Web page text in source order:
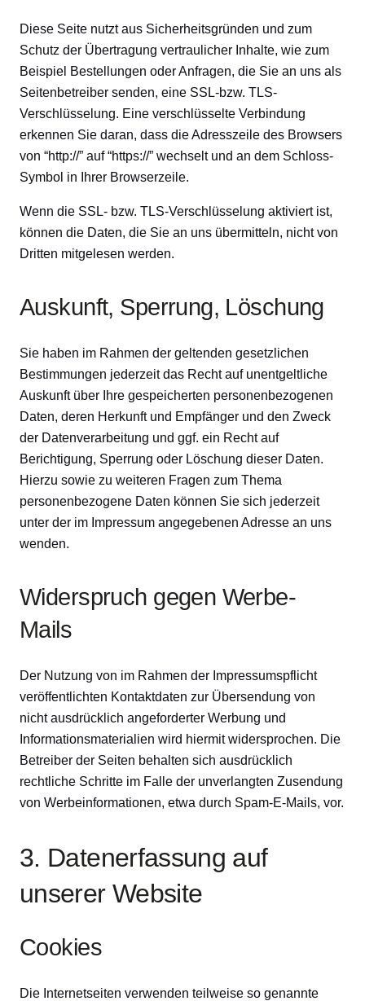
Diese Seite nutzt aus Sicherheitsgründen und zum
Schutz der Übertragung vertraulicher Inhalte, wie zum
Beispiel Bestellungen oder Anfragen, die Sie an uns als
Seitenbetreiber senden, eine SSL-bzw. TLS-
Verschlüsselung. Eine verschlüsselte Verbindung
erkennen Sie daran, dass die Adresszeile des Browsers
von “http://” auf “https://” wechselt und an dem Schloss-
Symbol in Ihrer Browserzeile.
Wenn die SSL- bzw. TLS-Verschlüsselung aktiviert ist,
können die Daten, die Sie an uns übermitteln, nicht von
Dritten mitgelesen werden.
Auskunft, Sperrung, Löschung
Sie haben im Rahmen der geltenden gesetzlichen
Bestimmungen jederzeit das Recht auf unentgeltliche
Auskunft über Ihre gespeicherten personenbezogenen
Daten, deren Herkunft und Empfänger und den Zweck
der Datenverarbeitung und ggf. ein Recht auf
Berichtigung, Sperrung oder Löschung dieser Daten.
Hierzu sowie zu weiteren Fragen zum Thema
personenbezogene Daten können Sie sich jederzeit
unter der im Impressum angegebenen Adresse an uns
wenden.
Widerspruch gegen Werbe-
Mails
Der Nutzung von im Rahmen der Impressumspflicht
veröffentlichten Kontaktdaten zur Übersendung von
nicht ausdrücklich angeforderter Werbung und
Informationsmaterialien wird hiermit widersprochen. Die
Betreiber der Seiten behalten sich ausdrücklich
rechtliche Schritte im Falle der unverlangten Zusendung
von Werbeinformationen, etwa durch Spam-E-Mails, vor.
3. Datenerfassung auf
unserer Website
Cookies
Die Internetseiten verwenden teilweise so genannte